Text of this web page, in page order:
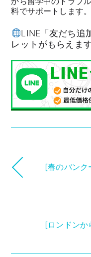
料でサポートします。
LINE「友だち追
レットがもらえま
[春のバンク
[ロンドンか